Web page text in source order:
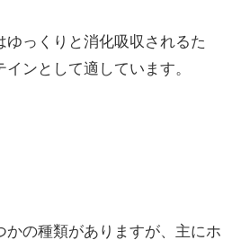
ゆっくりと消化吸収されるた
ンとして適しています。
かの種類がありますが、主にホ